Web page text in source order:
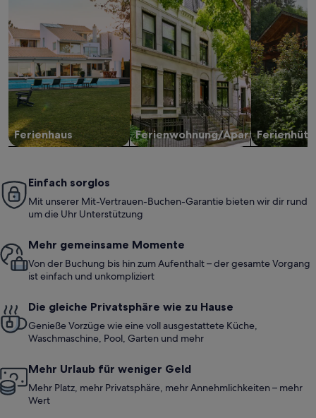
Ferienhaus Ferienwohnung/Apartment
Einfach sorglos
Mit unserer Mit-Vertrauen-Buchen-Garantie bieten wir dir rund
um die Uhr Unterstützung
Mehr gemeinsame Momente
Von der Buchung bis hin zum Aufenthalt – der gesamte Vorgang
ist einfach und unkompliziert
Die gleiche Privatsphäre wie zu Hause
Genieße Vorzüge wie eine voll ausgestattete Küche,
Waschmaschine, Pool, Garten und mehr
Mehr Urlaub für weniger Geld
Mehr Platz, mehr Privatsphäre, mehr Annehmlichkeiten – mehr
Wert